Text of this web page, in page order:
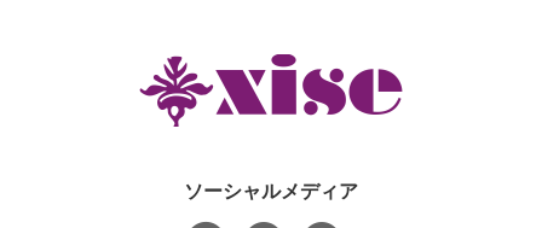
ソーシャルメディア